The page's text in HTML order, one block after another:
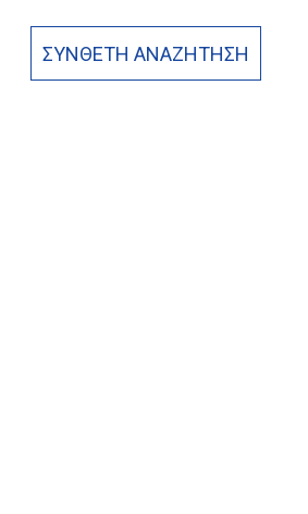
ΣΎΝΘΕΤΗ ΑΝΑΖΉΤΗΣΗ